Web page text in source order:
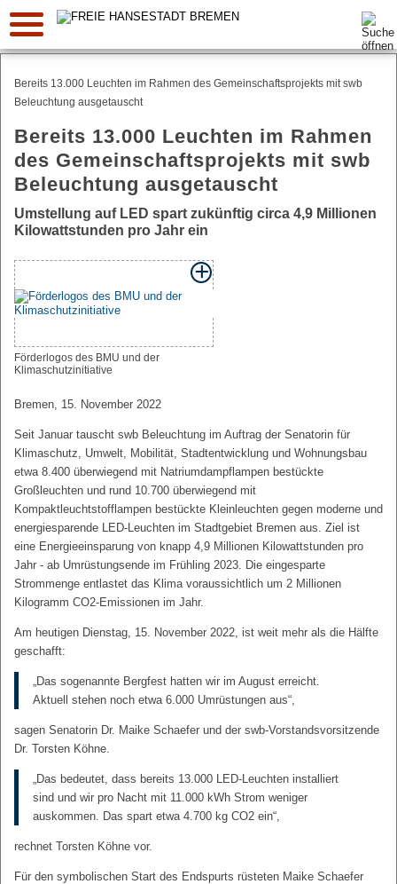
Suche:
Bereits 13.000 Leuchten im Rahmen des Gemeinschaftsprojekts mit swb
Beleuchtung ausgetauscht
Bereits 13.000 Leuchten im Rahmen
des Gemeinschaftsprojekts mit swb
Beleuchtung ausgetauscht
Umstellung auf LED spart zukünftig circa 4,9 Millionen
Kilowattstunden pro Jahr ein
Förderlogos des BMU und der
Klimaschutzinitiative
Bremen, 15. November 2022
Seit Januar tauscht swb Beleuchtung im Auftrag der Senatorin für
Klimaschutz, Umwelt, Mobilität, Stadtentwicklung und Wohnungsbau
etwa 8.400 überwiegend mit Natriumdampflampen bestückte
Großleuchten und rund 10.700 überwiegend mit
Kompaktleuchtstofflampen bestückte Kleinleuchten gegen moderne und
energiesparende LED-Leuchten im Stadtgebiet Bremen aus. Ziel ist
eine Energieeinsparung von knapp 4,9 Millionen Kilowattstunden pro
Jahr - ab Umrüstungsende im Frühling 2023. Die eingesparte
Strommenge entlastet das Klima voraussichtlich um 2 Millionen
Kilogramm CO2-Emissionen im Jahr.
Am heutigen Dienstag, 15. November 2022, ist weit mehr als die Hälfte
geschafft:
„Das sogenannte Bergfest hatten wir im August erreicht.
Aktuell stehen noch etwa 6.000 Umrüstungen aus“,
sagen Senatorin Dr. Maike Schaefer und der swb-Vorstandsvorsitzende
Dr. Torsten Köhne.
„Das bedeutet, dass bereits 13.000 LED-Leuchten installiert
sind und wir pro Nacht mit 11.000 kWh Strom weniger
auskommen. Das spart etwa 4.700 kg CO2 ein“,
rechnet Torsten Köhne vor.
Für den symbolischen Start des Endspurts rüsteten Maike Schaefer